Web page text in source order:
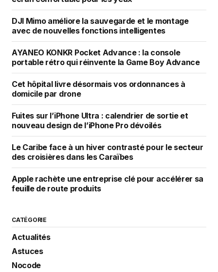
DJI Mimo améliore la sauvegarde et le montage
avec de nouvelles fonctions intelligentes
AYANEO KONKR Pocket Advance : la console
portable rétro qui réinvente la Game Boy Advance
Cet hôpital livre désormais vos ordonnances à
domicile par drone
Fuites sur l’iPhone Ultra : calendrier de sortie et
nouveau design de l’iPhone Pro dévoilés
Le Caribe face à un hiver contrasté pour le secteur
des croisières dans les Caraïbes
Apple rachète une entreprise clé pour accélérer sa
feuille de route produits
CATÉGORIE
Actualités
Astuces
Nocode